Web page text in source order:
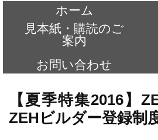
ホーム
見本紙・購読のご
案内
お問い合わせ
【夏季特集2016】
ZEHビルダー登録制